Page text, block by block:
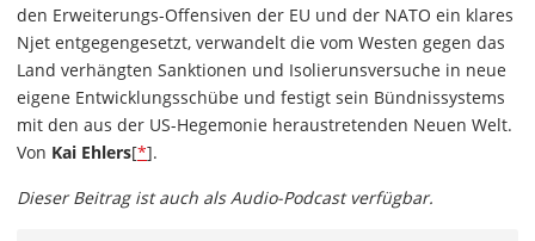
den Erweiterungs-Offensiven der EU und der NATO ein klares
Njet entgegengesetzt, verwandelt die vom Westen gegen das
Land verhängten Sanktionen und Isolierunsversuche in neue
eigene Entwicklungsschübe und festigt sein Bündnissystems
mit den aus der US-Hegemonie heraustretenden Neuen Welt.
Von Kai Ehlers[*].
Dieser Beitrag ist auch als Audio-Podcast verfügbar.